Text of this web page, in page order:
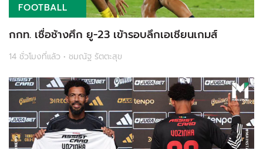
FOOTBALL
กกท. เชื่อช้างศึก ยู-23 เข้ารอบลึกเอเชียนเกมส์
14 ชั่วโมงที่แล้ว • ชมณัฐ รัตตะสุข